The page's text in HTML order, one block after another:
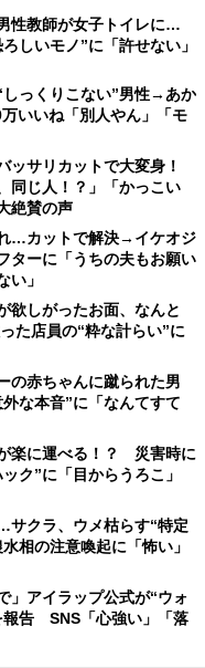
性教師が女子トイレに…
しいモノ”に「許せない」
っくりこない”男性→あか
いいね「別人やん」「モ
ッサリカットで大変身！
同じ人！？」「かっこい
絶賛の声
…カットで解決→イケオジ
ーに「うちの夫もお願い
い」
欲しがったお面、なんと
た店員の“粋な計らい”に
の赤ちゃんに蹴られた男
な本音”に「なんてすて
楽に運べる！？ 災害時に
ク”に「目からうろこ」
サクラ、ウメ枯らす“特定
相の注意喚起に「怖い」
」アイラップ公式が“ウォ
報告 SNS「心強い」「落